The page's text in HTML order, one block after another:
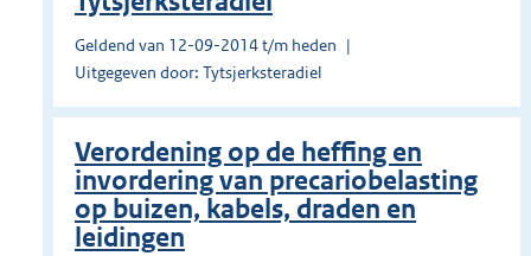
Geldend van 12-09-2014 t/m heden
Uitgegeven door: Tytsjerksteradiel
Verordening op de heffing en
invordering van precariobelasting
op buizen, kabels, draden en
leidingen